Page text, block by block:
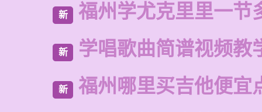
新 福州学尤克里里一节
新 学唱歌曲简谱视频教
新 福州哪里买吉他便宜